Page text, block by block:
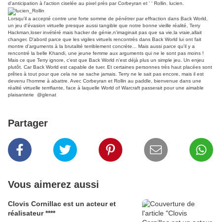
d'anticipation à l'action ciselée au pixel près par Corbeyran et ' ' Rollin. lucien.
Lorsqu'il a accepté contre une forte somme de pénétrer par effraction dans Back World,
un jeu d'évasion virtuelle presque aussi tangible que notre bonne vieille réalité, Terry
Hackman,loser invétéré mais hacker de génie,n'imaginait pas que sa vie,la vraie,allait
changer. D'abord parce que les vigiles virtuels rencontrés dans Back World lui ont fait
montre d'arguments à la brutalité terriblement concrète... Mais aussi parce qu'il y a
rencontré la belle Khandi, une jeune femme aux arguments qui ne le sont pas moins !
Mais ce que Terry ignore, c'est que Back World n'est déjà plus un simple jeu. Un enjeu
plutôt. Car Back World est capable de tuer. Et certaines personnes très haut placées sont
prêtes à tout pour que cela ne se sache jamais. Terry ne le sait pas encore, mais il est
devenu l'homme à abattre. Avec Corbeyran et Rollin au paddle, bienvenue dans une
réalité virtuelle terrifiante, face à laquelle World of Warcraft passerait pour une aimable
plaisanterie @glenat
Partager
Vous aimerez aussi
Clovis Cornillac est un acteur et
réalisateur ****